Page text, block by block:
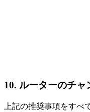
10. ルーターのチャ
上記の推奨事項をすべ